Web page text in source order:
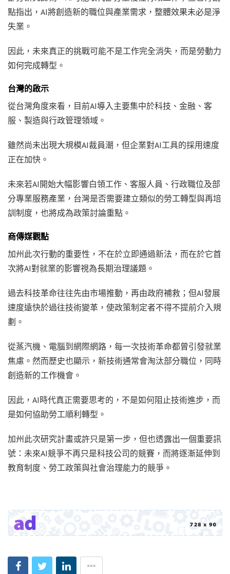
點指出，AI將創造新的職位與產業需求，整體效果未必是淨
失業。
因此，未來真正的挑戰可能不是工作完全消失，而是勞動力
如何完成轉型。
台灣的啟示
從台灣角度來看，目前AI導入主要集中於科技、金融、客
服、製造與行政管理領域。
雖然尚未出現大規模AI裁員潮，但企業對AI工具的採用速度
正在加快。
未來若AI開始大幅影響白領工作、客服人員、行政職位及部
分專業服務產業，台灣是否需要建立類似的勞工轉型與再培
訓制度，也將成為政策討論重點。
商傳媒觀點
加州此次行動的重要性，不在於立即通過新法，而在於它首
次將AI對就業的影響視為長期治理議題。
過去科技革命往往先由市場推動，再由政府補救；但AI發展
速度遠快於過往技術變革，使政策制定者不得不提前介入規
劃。
從蒸汽機、電腦到網際網路，每一次技術革命都曾引發就業
焦慮。然而歷史也顯示，新技術通常會淘汰部分職位，同時
創造新的工作機會。
因此，AI時代真正需要思考的，不是如何阻止技術進步，而
是如何協助勞工順利轉型。
加州此次研究計畫或許只是第一步，但也透露出一個重要訊
號：未來AI競爭不再只是科技公司的競賽，而將逐漸延伸到
教育制度、勞工政策與社會治理能力的競爭。